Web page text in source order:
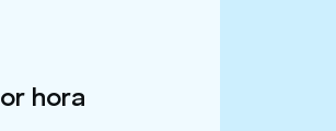
hora